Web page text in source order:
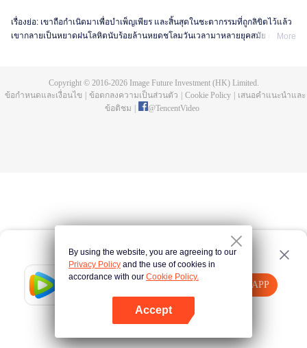
Tencent Video
เปิด APP
คลิกที่นี่ ลองใหม่อีกครั้ง
เรื่องย่อ: เขาถือกำเนิดมาเพื่อบำเพ็ญเพียร และสิ้นสุดในชะตากรรมที่ถูกลิขิตไว้แล้ว
เขากลายเป็นหยาดฝนโลหิตนับร้อยล้านหยดชโลมวันเวลามาหลายยุคสมัย ผ่านMore
Copyright © 2016-2026Image Future Investment (HK) Limited.
ข้อกำหนดและเงื่อนไข
ข้อตกลงความเป็นส่วนตัว Cookie Policy
เสนอคำแนะนำและ
ข้อติชม
@TencentVideo
By using the website, you are agreeing to our
Privacy Policy and the use of cookies in
accordance with our Cookie Policy.
Accept